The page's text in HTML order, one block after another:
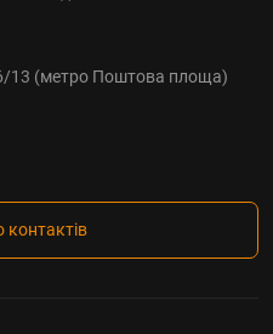
13 (метро Поштова площа)
контактів